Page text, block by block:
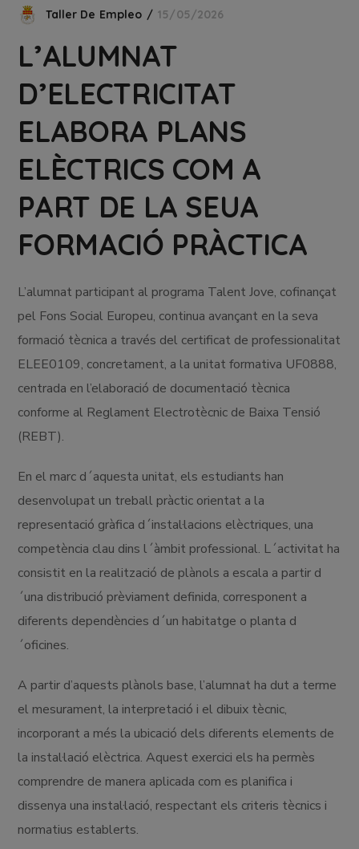
Taller De Empleo 15/05/2026
L’ALUMNAT
D’ELECTRICITAT
ELABORA PLANS
ELÈCTRICS COM A
PART DE LA SEUA
FORMACIÓ PRÀCTICA
L’alumnat participant al programa Talent Jove, cofinançat
pel Fons Social Europeu, continua avançant en la seva
formació tècnica a través del certificat de professionalitat
ELEE0109, concretament, a la unitat formativa UF0888,
centrada en l’elaboració de documentació tècnica
conforme al Reglament Electrotècnic de Baixa Tensió
(REBT).
En el marc d´aquesta unitat, els estudiants han
desenvolupat un treball pràctic orientat a la
representació gràfica d´instal·lacions elèctriques, una
competència clau dins l´àmbit professional. L´activitat ha
consistit en la realització de plànols a escala a partir d
´una distribució prèviament definida, corresponent a
diferents dependències d´un habitatge o planta d
´oficines.
A partir d’aquests plànols base, l’alumnat ha dut a terme
el mesurament, la interpretació i el dibuix tècnic,
incorporant a més la ubicació dels diferents elements de
la instal·lació elèctrica. Aquest exercici els ha permès
comprendre de manera aplicada com es planifica i
dissenya una instal·lació, respectant els criteris tècnics i
normatius establerts.